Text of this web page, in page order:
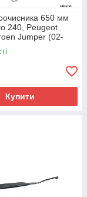
650 мм
240, Peugeot
Jumper (02-
6426GL,
Польща
Купити